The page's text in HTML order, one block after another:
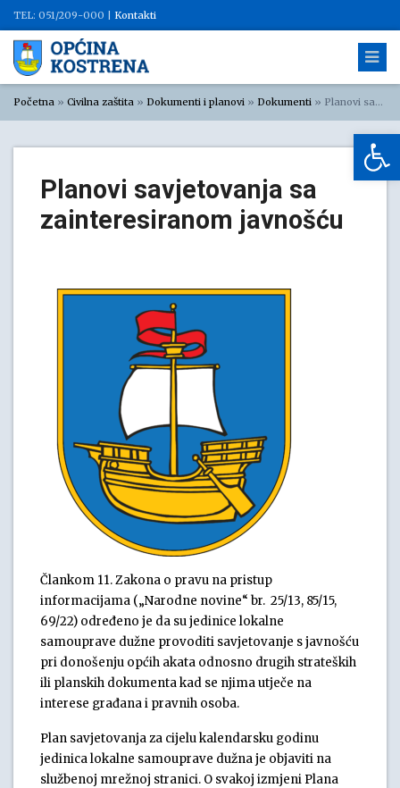
TEL: 051/209-000 | Kontakti
Početna » Civilna zaštita » Dokumenti i planovi » Dokumenti » Planovi savjetovanja sa zainteresiranom javnošću
Planovi savjetovanja sa
zainteresiranom javnošću
Člankom 11. Zakona o pravu na pristup
informacijama („Narodne novine“ br. 25/13, 85/15,
69/22) određeno je da su jedinice lokalne
samouprave dužne provoditi savjetovanje s javnošću
pri donošenju općih akata odnosno drugih strateških
ili planskih dokumenta kad se njima utječe na
interese građana i pravnih osoba.
Plan savjetovanja za cijelu kalendarsku godinu
jedinica lokalne samouprave dužna je objaviti na
službenoj mrežnoj stranici. O svakoj izmjeni Plana